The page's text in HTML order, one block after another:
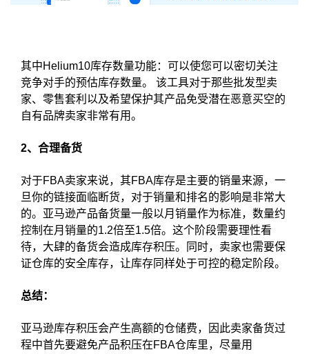
其中Helium10库存数量功能：可以使您可以密切关注
竞争对手的预估库存数量。 该工具对于那些批发型卖
家、零售套利以及希望保护其产品免受潜在恶意买空的
自有品牌卖家非常有用。
2、合理备货
对于FBA卖家来说，其FBA库存是主要的销量来源，一
旦你的链接面临断货，对于销量和排名的影响是非常大
的。亚马逊产品备货量一般以月销量作为标准，数量约
控制在月销量的1.2倍至1.5倍。这个阶段需要理性看
待，大肆的备货会造成库存积压。同时，卖家也需要保
证仓库的安全库存，让库存同样处于可控的稳定阶段。
总结：
亚马逊库存积压会产生高额的仓储费，因此卖家备货过
程中首先要避免产品积压在FBA仓库里，尽量用